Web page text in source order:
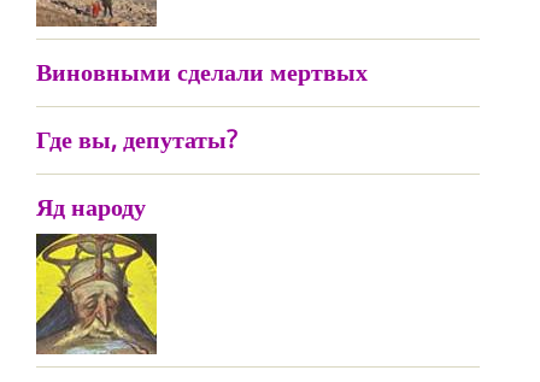
Виновными сделали мертвых
Где вы, депутаты?
Яд народу